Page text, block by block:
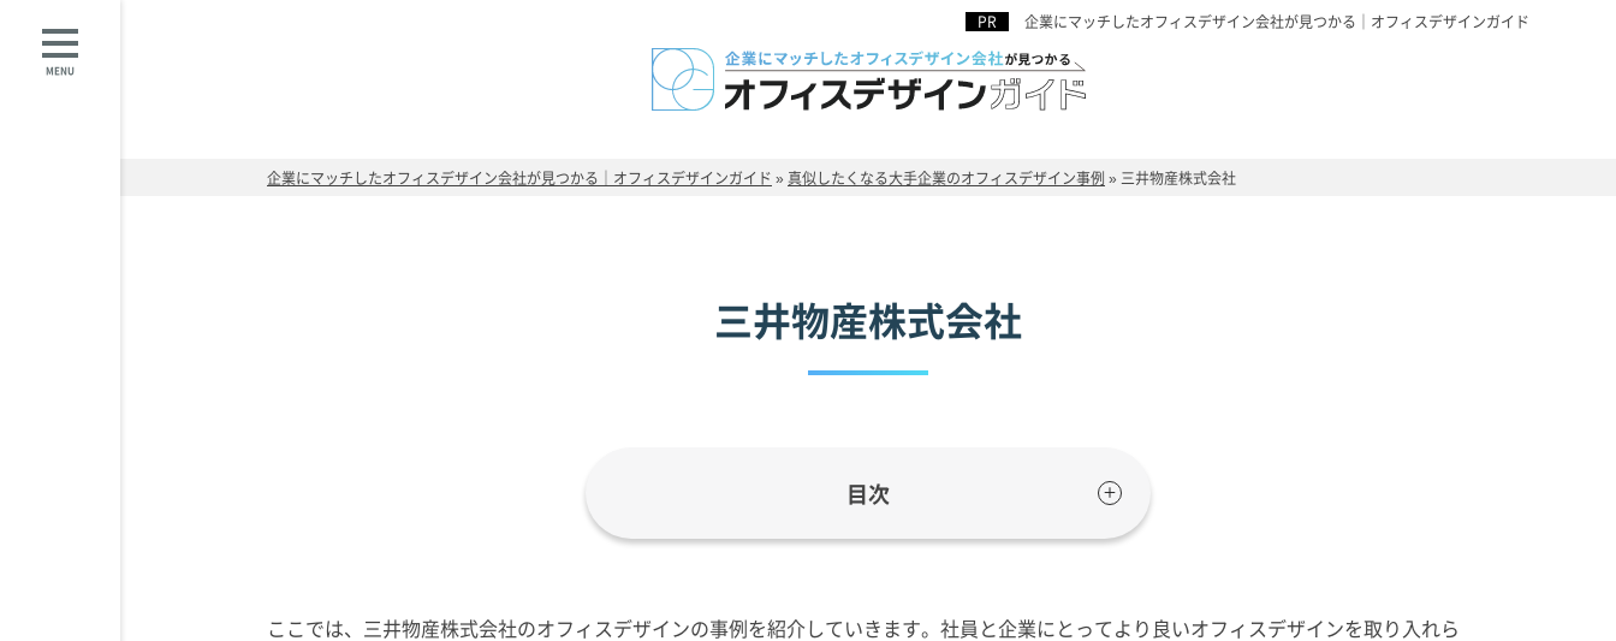
企業にマッチしたオフィスデザイン会社が見つかる｜オフィスデザインガイド
MENU
企業にマッチしたオフィスデザイン会社が見つかる｜オフィスデザインガイド » 真似したくなる大手企業のオフィスデザイン事例 » 三井物産株式会社
三井物産株式会社
目次
ここでは、三井物産株式会社のオフィスデザインの事例を紹介していきます。社員と企業にとってより良いオフィスデザインを取り入れら